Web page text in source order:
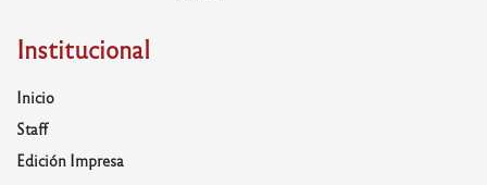
Institucional
Inicio
Staff
Edición Impresa